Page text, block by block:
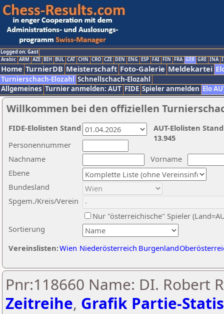
Logged on: Gast
Arabic ARM AZE BIH BUL CAT CHN CRO CZE DEN ENG ESP FAI FIN FRA GER GRE INA
Home TurnierDB Meisterschaft Foto-Galerie Meldekartei
Turnierschach-Elozahl Schnellschach-Elozahl
Allgemeines Turnier anmelden: AUT FIDE Spieler anmelden Elo
Willkommen bei den offiziellen
Nachname
Vorname
Ebene
Sortierung
Personennummer
Bundesland
Spgem./Kreis/Verein
Nur "österreichische" Spieler
Vereinslisten:Wien Niederösterreich Burgenland
AUT-Elolisten
13.945
FIDE-Elolisten Stand
Pnr:118660 Name: DI. Robert
Zeitreihe, Grafik Partie-